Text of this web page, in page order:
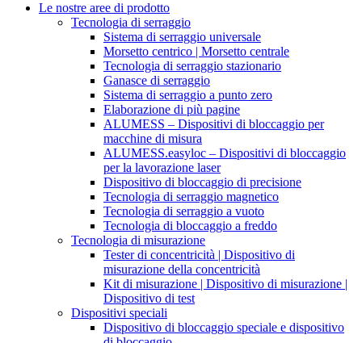
Le nostre aree di prodotto
Tecnologia di serraggio
Sistema di serraggio universale
Morsetto centrico | Morsetto centrale
Tecnologia di serraggio stazionario
Ganasce di serraggio
Sistema di serraggio a punto zero
Elaborazione di più pagine
ALUMESS – Dispositivi di bloccaggio per
macchine di misura
ALUMESS.easyloc – Dispositivi di bloccaggio
per la lavorazione laser
Dispositivo di bloccaggio di precisione
Tecnologia di serraggio magnetico
Tecnologia di serraggio a vuoto
Tecnologia di bloccaggio a freddo
Tecnologia di misurazione
Tester di concentricità | Dispositivo di
misurazione della concentricità
Kit di misurazione | Dispositivo di misurazione |
Dispositivo di test
Dispositivi speciali
Dispositivo di bloccaggio speciale e dispositivo